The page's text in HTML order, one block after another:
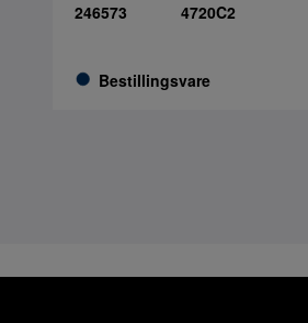
246573
Bestillingsvare
4720C2